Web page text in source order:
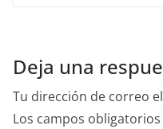
Deja una
Tu dirección de correo
Los campos